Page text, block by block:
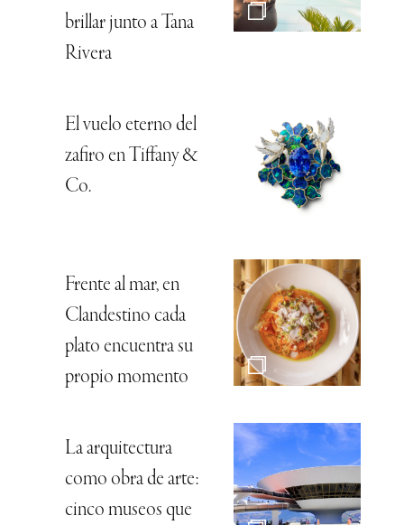
brillar junto a Tana
Rivera
El vuelo eterno del
zafiro en Tiffany &
Co.
Frente al mar, en
Clandestino cada
plato encuentra su
propio momento
La arquitectura
como obra de arte:
cinco museos que